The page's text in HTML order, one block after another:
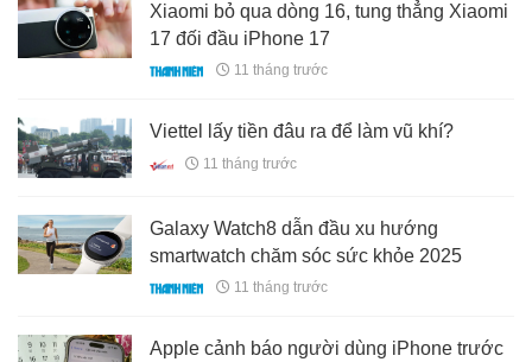
Xiaomi bỏ qua dòng 16, tung thẳng Xiaomi
17 đối đầu iPhone 17
11 tháng trước
Viettel lấy tiền đâu ra để làm vũ khí?
11 tháng trước
Galaxy Watch8 dẫn đầu xu hướng
smartwatch chăm sóc sức khỏe 2025
11 tháng trước
Apple cảnh báo người dùng iPhone trước